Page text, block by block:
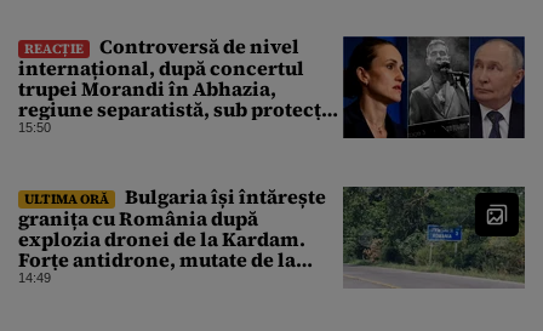
REACȚIE
Controversă de nivel
internațional, după concertul
trupei Morandi în Abhazia,
regiune separatistă, sub protecția
Rusiei
15:50
ULTIMA ORĂ
Bulgaria își întărește
granița cu România după
explozia dronei de la Kardam.
Forțe antidrone, mutate de la
frontiera cu Turcia
14:49